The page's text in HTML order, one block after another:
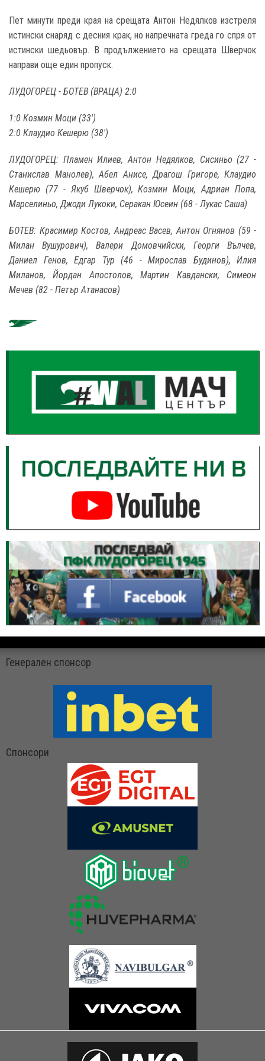
Пет минути преди края на срещата Антон Недялков изстреля
истински снаряд с десния крак, но напречната греда го спря от
истински шедьовър. В продължението на срещата Шверчок
направи още един пропуск.
ЛУДОГОРЕЦ - БОТЕВ (ВРАЦА) 2:0
1:0 Козмин Моци (33')
2:0 Клаудио Кешерю (38')
ЛУДОГОРЕЦ: Пламен Илиев, Антон Недялков, Сисиньо (27 -
Станислав Манолев), Абел Анисе, Драгош Григоре, Клаудио
Кешерю (77 - Якуб Шверчок), Козмин Моци, Адриан Попа,
Марселиньо, Джоди Лукоки, Серакан Юсеин (68 - Лукас Саша)
БОТЕВ: Красимир Костов, Андреас Васев, Антон Огнянов (59 -
Милан Вушурович), Валери Домовчийски, Георги Вълчев,
Даниел Генов, Едгар Тур (46 - Мирослав Будинов), Илия
Миланов, Йордан Апостолов, Мартин Кавдански, Симеон
Мечев (82 - Петър Атанасов)
Генерален спонсор
Спонсори